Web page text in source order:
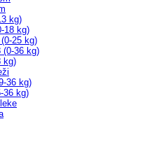
kg)
18 kg)
25 kg)
(0-36 kg)
kg)
36 kg)
36 kg)